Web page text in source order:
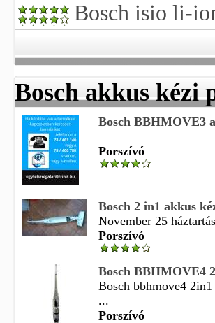
Bosch isio li-
Bosch akkus kézi
Bosch BBHMOVE3
Porszívó
Bosch 2 in1 akkus
November 25
Porszívó
Bosch BBHMOVE4
Bosch bbhmove4
...
Porszívó